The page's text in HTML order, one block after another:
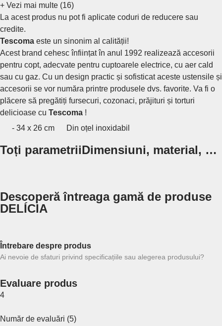
+ Vezi mai multe (16)
La acest produs nu pot fi aplicate coduri de reducere sau
credite.
Tescoma este un sinonim al calității!
Acest brand cehesc înființat în anul 1992 realizează accesorii
pentru copt, adecvate pentru cuptoarele electrice, cu aer cald
sau cu gaz. Cu un design practic și sofisticat aceste ustensile și
accesorii se vor număra printre produsele dvs. favorite. Va fi o
plăcere să pregătiți fursecuri, cozonaci, prăjituri și torturi
delicioase cu Tescoma !
- 34 x 26 cm
Din oțel inoxidabil
Toți parametriiDimensiuni, material, …
Descoperă întreaga gamă de produse
DELÍCIA
Întrebare despre produs
Ai nevoie de sfaturi privind specificațiile sau alegerea produsului?
Evaluare produs
4
Număr de evaluări (5)